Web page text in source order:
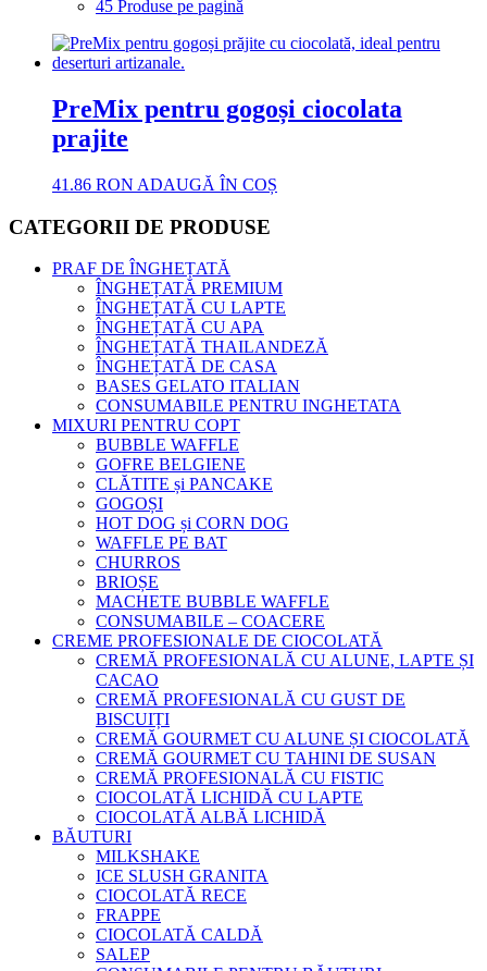
45 Produse pe pagină
PreMix pentru gogoși ciocolata
prajite
41.86 RON ADAUGĂ ÎN COȘ
CATEGORII DE PRODUSE
PRAF DE ÎNGHEȚATĂ
ÎNGHEȚATĂ PREMIUM
ÎNGHEȚATĂ CU LAPTE
ÎNGHEȚATĂ CU APA
ÎNGHEȚATĂ THAILANDEZĂ
ÎNGHEȚATĂ DE CASA
BASES GELATO ITALIAN
CONSUMABILE PENTRU INGHETATA
MIXURI PENTRU COPT
BUBBLE WAFFLE
GOFRE BELGIENE
CLĂTITE și PANCAKE
GOGOȘI
HOT DOG și CORN DOG
WAFFLE PE BAT
CHURROS
BRIOȘE
MACHETE BUBBLE WAFFLE
CONSUMABILE – COACERE
CREME PROFESIONALE DE CIOCOLATĂ
CREMĂ PROFESIONALĂ CU ALUNE, LAPTE ȘI
CACAO
CREMĂ PROFESIONALĂ CU GUST DE
BISCUIȚI
CREMĂ GOURMET CU ALUNE ȘI CIOCOLATĂ
CREMĂ GOURMET CU TAHINI DE SUSAN
CREMĂ PROFESIONALĂ CU FISTIC
CIOCOLATĂ LICHIDĂ CU LAPTE
CIOCOLATĂ ALBĂ LICHIDĂ
BĂUTURI
MILKSHAKE
ICE SLUSH GRANITA
CIOCOLATĂ RECE
FRAPPE
CIOCOLATĂ CALDĂ
SALEP